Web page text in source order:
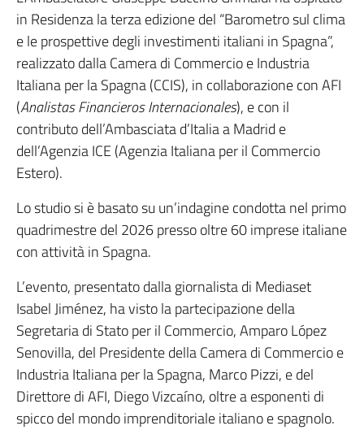
in Residenza la terza edizione del “Barometro sul clima
e le prospettive degli investimenti italiani in Spagna”,
realizzato dalla Camera di Commercio e Industria
Italiana per la Spagna (CCIS), in collaborazione con AFI
(Analistas Financieros Internacionales), e con il
contributo dell’Ambasciata d’Italia a Madrid e
dell’Agenzia ICE (Agenzia Italiana per il Commercio
Estero).
Lo studio si è basato su un’indagine condotta nel primo
quadrimestre del 2026 presso oltre 60 imprese italiane
con attività in Spagna.
L’evento, presentato dalla giornalista di Mediaset
Isabel Jiménez, ha visto la partecipazione della
Segretaria di Stato per il Commercio, Amparo López
Senovilla, del Presidente della Camera di Commercio e
Industria Italiana per la Spagna, Marco Pizzi, e del
Direttore di AFI, Diego Vizcaíno, oltre a esponenti di
spicco del mondo imprenditoriale italiano e spagnolo.